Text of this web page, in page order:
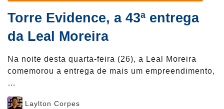
Torre Evidence, a 43ª entrega
da Leal Moreira
Na noite desta quarta-feira (26), a Leal Moreira
comemorou a entrega de mais um empreendimento,
…
Post Laylton Corpes